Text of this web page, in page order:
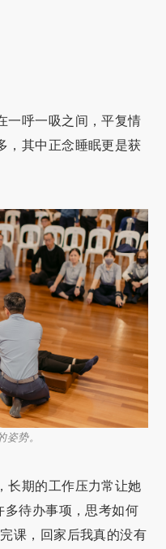
一呼一吸之间，平复情
，其中正念睡眠更是获
势。
长期的工作压力常让她
多待办事项，思考如何
课，回家后我真的没有